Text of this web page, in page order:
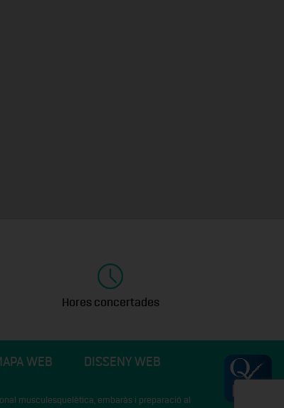
Hores concertades
WEB
DISSENY WEB
musculesquelètica, embaràs i preparació al